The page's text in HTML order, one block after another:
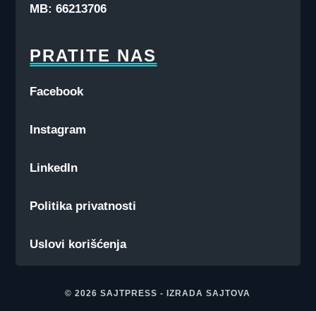
MB: 66213706
PRATITE NAS
Facebook
Instagram
LinkedIn
Politika privatnosti
Uslovi korišćenja
© 2026SAJTPRESS - IZRADA SAJTOVA